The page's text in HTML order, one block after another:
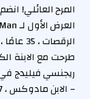
المرح العائلي!
ريجنسي فيليدج
– الابن مادوكس ، 7 سنوات ، وابنته زايا ، 3 (…)